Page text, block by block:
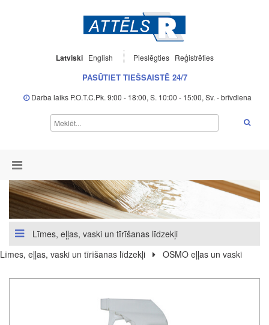
Latviski English Pieslēgties Reģistrēties
PASŪTIET TIEŠSAISTĒ 24/7
Darba laiks P.O.T.C.Pk. 9:00 - 18:00, S. 10:00 - 15:00, Sv. - brīvdiena
Līmes, eļļas, vaski un tīrīšanas līdzekļi
Līmes, eļļas, vaski un tīrīšanas līdzekļi
OSMO eļļas un vaski